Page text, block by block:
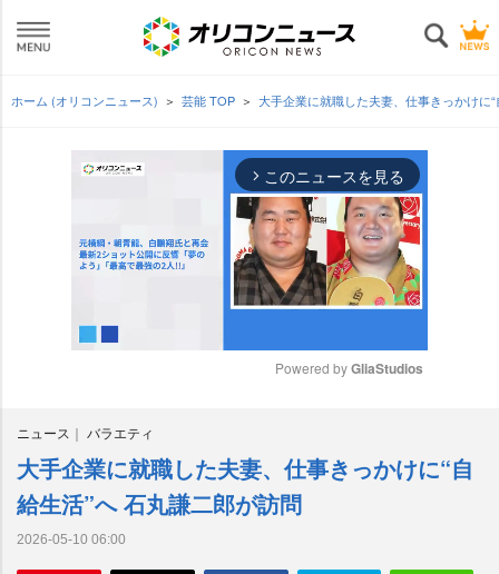
ホーム (オリコンニュース) 芸能 TOP 大手企業に就職した夫妻、仕事きっかけに
arrow_forward_ios このニュースを見る
e
Powered by GliaStudios
ニュース バラエティ
大手企業に就職した夫妻、仕事きっかけに“自
給生活”へ 石丸謙二郎が訪問
2026-05-10 06:00